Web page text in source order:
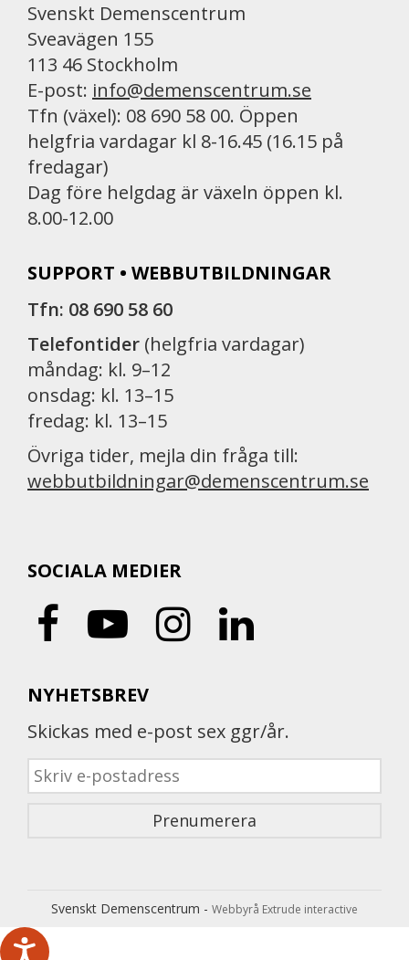
Svenskt Demenscentrum
Sveavägen 155
113 46 Stockholm
E-post: info@demenscentrum.se
Tfn (växel): 08 690 58 00. Öppen
helgfria vardagar kl 8-16.45 (16.15 på
fredagar)
Dag före helgdag är växeln öppen kl.
8.00-12.00
SUPPORT • WEBBUTBILDNINGAR
Tfn: 08 690 58 60
Telefontider (helgfria vardagar)
måndag: kl. 9–12
onsdag: kl. 13–15
fredag: kl. 13–15
Övriga tider, mejla din fråga till:
webbutbildningar@demenscentrum.se
SOCIALA MEDIER
NYHETSBREV
Skickas med e-post sex ggr/år.
Svenskt Demenscentrum - Webbyrå Extrude interactive